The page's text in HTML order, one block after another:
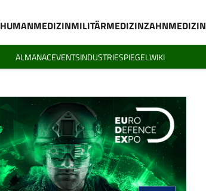
HUMANMEDIZINMILITÄRMEDIZINZAHNMEDIZIN
ALMANACEVENTSINDUSTRIESPIEGELWIKI